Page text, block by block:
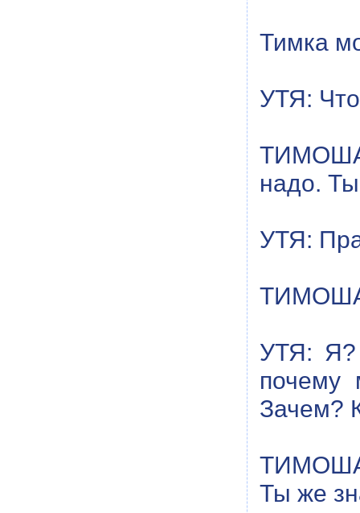
Тимка
УТЯ:
ТИМОША:
надо.
УТЯ:
УТЯ: Я?
почему
Зачем?
ТИМОША:
Ты же